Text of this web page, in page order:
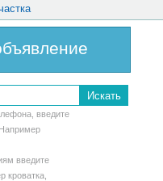
введите
введите
кроватка,